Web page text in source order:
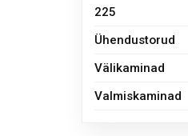
225
Ühendustorud
Välikaminad
Valmiskaminad